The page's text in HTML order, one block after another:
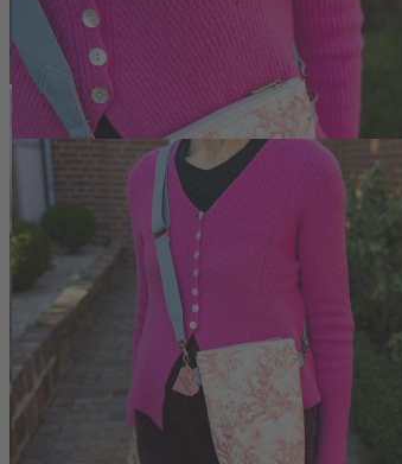
Praktische Details und
Das Innenmaterial aus Polyester sorgt für eine
gewünschten Tragehöhe angepasst werden. Die
entfernen, auf Waschen oder Bügeln sollte verzichtet
Maße: ca. 23 x 16 cm
Obermaterial: speziell bedrucktes Leinen,
Verstellbarer Schulterriemen aus Baumwolle
Beidseitig bedruckt: nostalgisches
Handgefertigt in einem kleinen Atelier nahe
Fotos: DMM / K. Gossling